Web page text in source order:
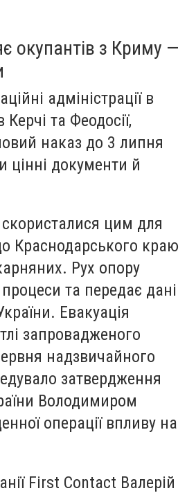
окупантів з Криму —
адміністрації в
та Феодосії,
наказ до 3 липня
цінні документи й
цим для
Краснодарського краю
Рух опору
та передає дані
Евакуація
запровадженого
надзвичайного
затвердження
Володимиром
операції впливу на
First Contact Валерій